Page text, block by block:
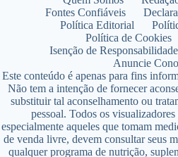
Fontes Confiáveis
Política Editorial
Política de Cookies
Isenção de Responsabilidade
Anuncie
Este conteúdo é apenas para fins
Não tem a intenção de fornecer
substituir tal aconselhamento ou
pessoal. Todos os
especialmente aqueles que tomam
de venda livre, devem consultar seus
qualquer programa de nutrição,